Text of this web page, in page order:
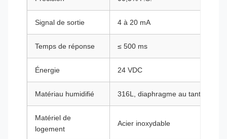
Signal de sortie 4 à 20 mA
Temps de réponse ≤ 500 ms
Énergie 24 VDC
Matériau humidifié 316L, diaphragme au tantale,
Matériel de
logement
Acier inoxydable